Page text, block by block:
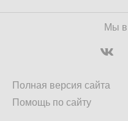
Мы в
Полная версия сайта
Помощь по сайту